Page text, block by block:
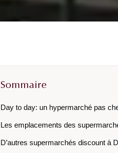
Sommaire
Day to day: un hypermarché pas
Les emplacements des
D’autres supermarchés discount à